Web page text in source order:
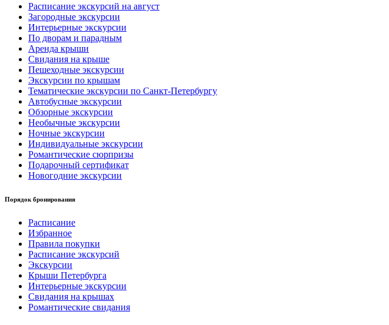
Расписание экскурсий на август
Загородные экскурсии
Интерьерные экскурсии
По дворам и парадным
Аренда крыши
Свидания на крыше
Пешеходные экскурсии
Экскурсии по крышам
Тематические экскурсии по Санкт-Петербургу
Автобусные экскурсии
Обзорные экскурсии
Необычные экскурсии
Ночные экскурсии
Индивидуальные экскурсии
Романтические сюрпризы
Подарочный сертификат
Новогодние экскурсии
Порядок бронирования
Расписание
Избранное
Правила покупки
Расписание экскурсий
Экскурсии
Крыши Петербурга
Интерьерные экскурсии
Свидания на крышах
Романтические свидания